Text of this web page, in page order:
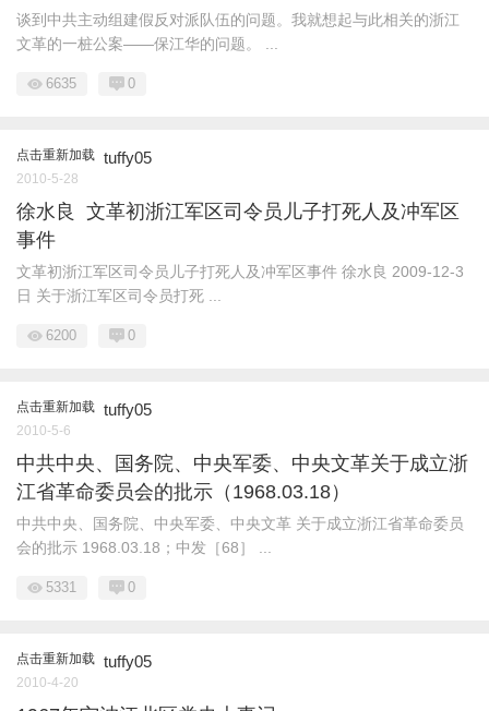
谈到中共主动组建假反对派队伍的问题。我就想起与此相关的浙江
文革的一桩公案——保江华的问题。 ...
6635 0
点击重新加载 tuffy05
2010-5-28
徐水良 文革初浙江军区司令员儿子打死人及冲军区
事件
文革初浙江军区司令员儿子打死人及冲军区事件 徐水良 2009-12-3
日 关于浙江军区司令员打死 ...
6200 0
点击重新加载 tuffy05
2010-5-6
中共中央、国务院、中央军委、中央文革关于成立浙
江省革命委员会的批示（1968.03.18）
中共中央、国务院、中央军委、中央文革 关于成立浙江省革命委员
会的批示 1968.03.18；中发［68］ ...
5331 0
点击重新加载 tuffy05
2010-4-20